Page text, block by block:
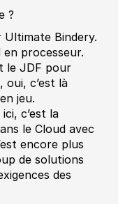
?
Bindery.
processeur.
le JDF pour
oui, c’est là
jeu.
c’est la
le Cloud avec
encore plus
de solutions
des